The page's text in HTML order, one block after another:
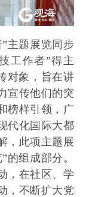
主题展览同步
工作者”得主
对象，旨在讲
宣传他们的突
榜样引领，广
代化国际大都
，此项主题展
的组成部分。
，在社区、学
，不断扩大党